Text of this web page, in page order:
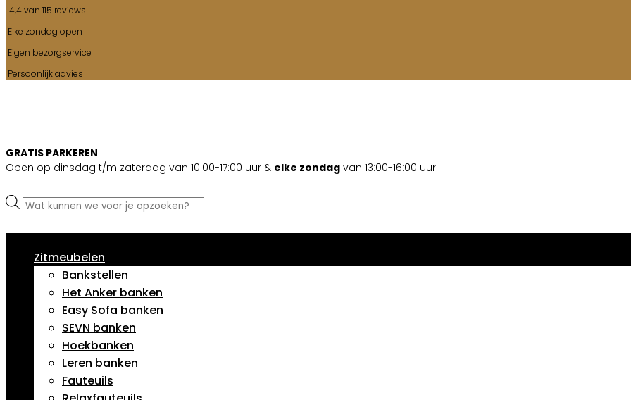
4,4 van 115 reviews
Elke zondag open
Eigen bezorgservice
Persoonlijk advies
GRATIS PARKEREN
Open op dinsdag t/m zaterdag van 10:00-17:00 uur & elke zondag van 13:00-16:00 uur.
Producten
zoeken
Zitmeubelen
Bankstellen
Het Anker banken
Easy Sofa banken
SEVN banken
Hoekbanken
Leren banken
Fauteuils